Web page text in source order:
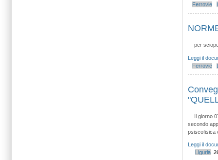
Ferrovie
per
Leggi il
Ferrovie
Il giorno
secondo
psiscofisica
Leggi il
Liguria